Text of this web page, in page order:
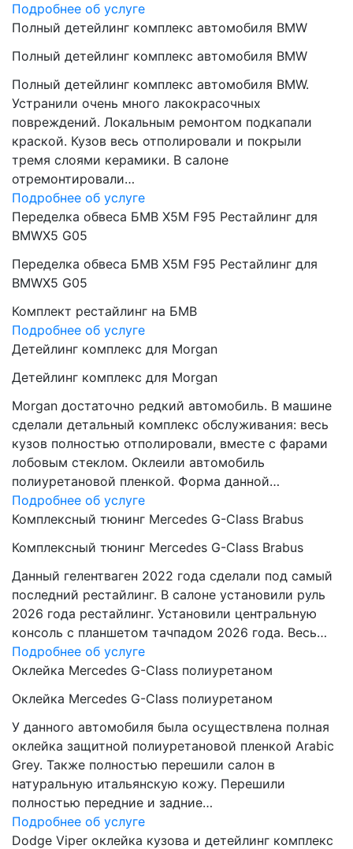
Подробнее об услуге
Полный детейлинг комплекс автомобиля BMW
Полный детейлинг комплекс автомобиля BMW
Полный детейлинг комплекс автомобиля BMW.
Устранили очень много лакокрасочных
повреждений. Локальным ремонтом подкапали
краской. Кузов весь отполировали и покрыли
тремя слоями керамики. В салоне
отремонтировали…
Подробнее об услуге
Переделка обвеса БМВ Х5М F95 Рестайлинг для
BMWX5 G05
Переделка обвеса БМВ Х5М F95 Рестайлинг для
BMWX5 G05
Комплект рестайлинг на БМВ
Подробнее об услуге
Детейлинг комплекс для Morgan
Детейлинг комплекс для Morgan
Morgan достаточно редкий автомобиль. В машине
сделали детальный комплекс обслуживания: весь
кузов полностью отполировали, вместе с фарами
лобовым стеклом. Оклеили автомобиль
полиуретановой пленкой. Форма данной…
Подробнее об услуге
Комплексный тюнинг Mercedes G-Class Brabus
Комплексный тюнинг Mercedes G-Class Brabus
Данный гелентваген 2022 года сделали под самый
последний рестайлинг. В салоне установили руль
2026 года рестайлинг. Установили центральную
консоль с планшетом тачпадом 2026 года. Весь…
Подробнее об услуге
Оклейка Mercedes G-Class полиуретаном
Оклейка Mercedes G-Class полиуретаном
У данного автомобиля была осуществлена полная
оклейка защитной полиуретановой пленкой Arabic
Grey. Также полностью перешили салон в
натуральную итальянскую кожу. Перешили
полностью передние и задние…
Подробнее об услуге
Dodge Viper оклейка кузова и детейлинг комплекс